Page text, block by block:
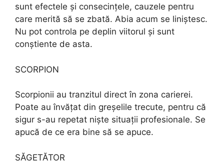
sunt efectele și consecințele, cauzele pentru
care merită să se zbată. Abia acum se liniștesc.
Nu pot controla pe deplin viitorul și sunt
conștiente de asta.
SCORPION
Scorpionii au tranzitul direct în zona carierei.
Poate au învățat din greșelile trecute, pentru că
sigur s-au repetat niște situații profesionale. Se
apucă de ce era bine să se apuce.
SĂGETĂTOR